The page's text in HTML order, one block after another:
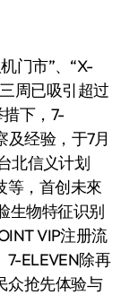
门市”、“X-
周已吸引超过
下，7-
及经验，于7月
北信义计划
等，首创未來
生物特征识别
VIP注册流
7-ELEVEN除再
众抢先体验与